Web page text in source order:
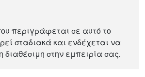
περιγράφεται σε αυτό το
σταδιακά και ενδέχεται να
διαθέσιμη στην εμπειρία σας.